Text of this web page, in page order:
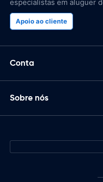
especialistas em aluguer
Apoio ao cliente
Conta
Sobre nós